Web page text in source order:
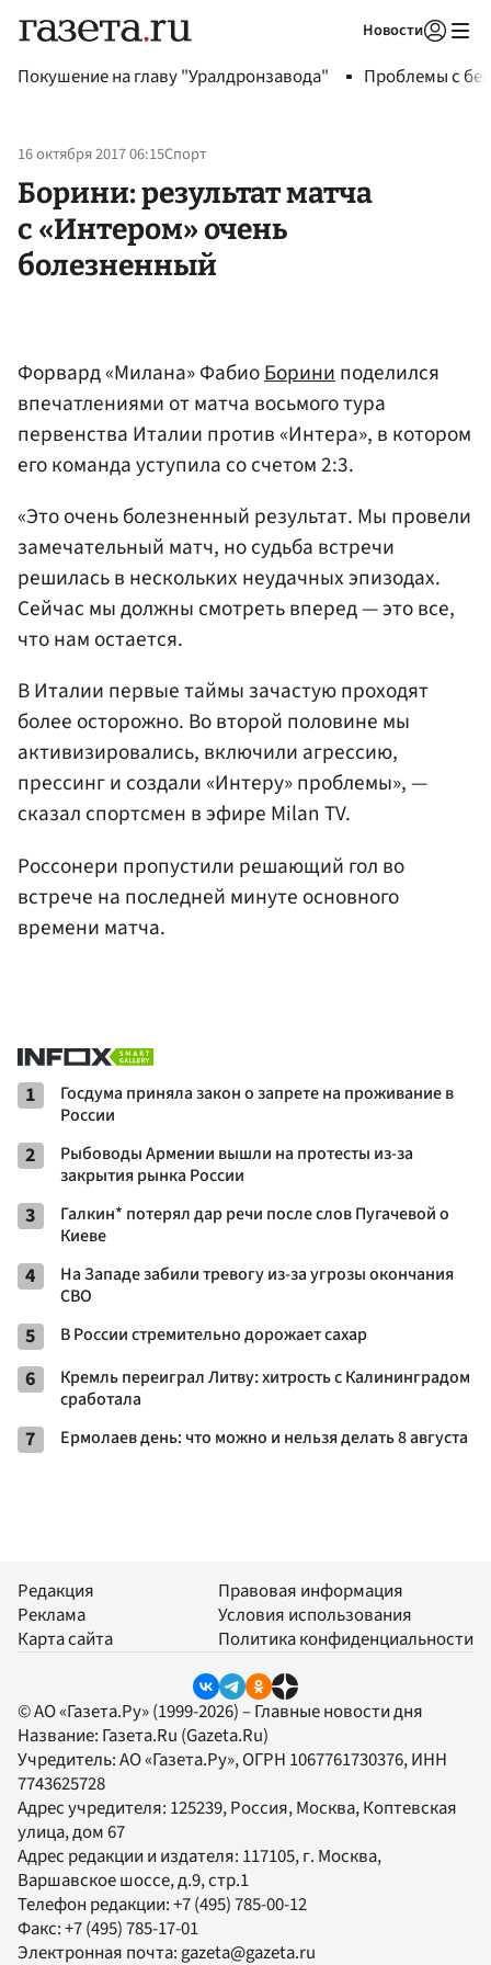
Новости
Покушение на главу "Уралдронзавода" Проблемы с
16 октября 2017 06:15Спорт
Борини: результат матча
с «Интером» очень
болезненный
Форвард «Милана» ФабиоБориниподелился
впечатлениями от матча восьмого тура
первенства Италии против «Интера», в котором
его команда уступила со счетом 2:3.
«Это очень болезненный результат. Мы провели
замечательный матч, но судьба встречи
решилась в нескольких неудачных эпизодах.
Сейчас мы должны смотреть вперед — это все,
что нам остается.
В Италии первые таймы зачастую проходят
более осторожно. Во второй половине мы
активизировались, включили агрессию,
прессинг и создали «Интеру» проблемы», —
сказал спортсмен в эфире Milan TV.
Россонери пропустили решающий гол во
встрече на последней минуте основного
времени матча.
1
Госдума приняла закон о запрете на проживание в
России
2
Рыбоводы Армении вышли на протесты из-за
закрытия рынка России
3
Галкин* потерял дар речи после слов Пугачевой о
Киеве
4
На Западе забили тревогу из-за угрозы окончания
СВО
5 В России стремительно дорожает сахар
6
Кремль переиграл Литву: хитрость с Калининградом
сработала
7 Ермолаев день: что можно и нельзя делать 8 августа
Редакция
Реклама
Карта сайта
Правовая информация
Условия использования
Политика конфиденциальности
© АО «Газета.Ру» (1999-2026) – Главные новости дня
Название: Газета.Ru (Gazeta.Ru)
Учредитель:АО «Газета.Ру», ОГРН 1067761730376, ИНН
7743625728
Адрес учредителя: 125239, Россия, Москва, Коптевская
улица, дом 67
Адрес редакции и издателя: 117105, г. Москва,
Варшавское шоссе, д.9, стр.1
Телефон редакции:+7 (495) 785-00-12
Факс:+7 (495) 785-17-01
Электронная почта:gazeta@gazeta.ru